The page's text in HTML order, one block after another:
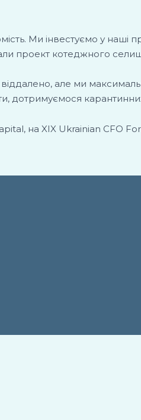
Ми інвестуємо у наші
проект котеджного
але ми
дотримуємося
на XIX Ukrainian CFO